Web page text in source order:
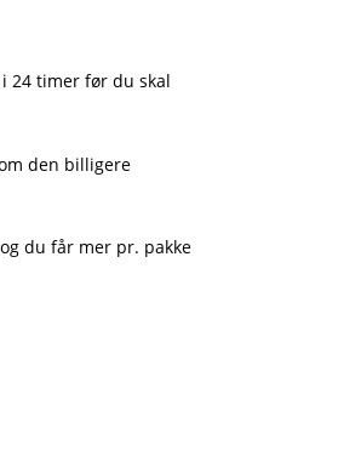
24 timer før du skal
den billigere
du får mer pr. pakke